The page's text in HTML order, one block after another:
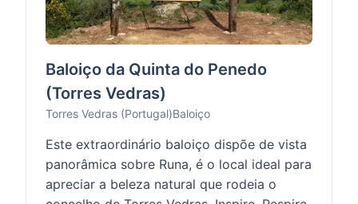
Baloiço da Quinta do Penedo
(Torres Vedras)
Torres Vedras (Portugal)Baloiço
Este extraordinário baloiço dispõe de vista
panorâmica sobre Runa, é o local ideal para
apreciar a beleza natural que rodeia o